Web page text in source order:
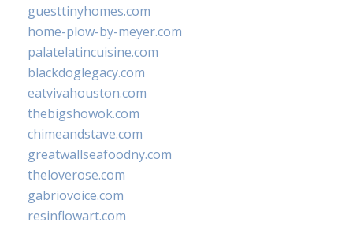
guesttinyhomes.com
home-plow-by-meyer.com
palatelatincuisine.com
blackdoglegacy.com
eatvivahouston.com
thebigshowok.com
chimeandstave.com
greatwallseafoodny.com
theloverose.com
gabriovoice.com
resinflowart.com